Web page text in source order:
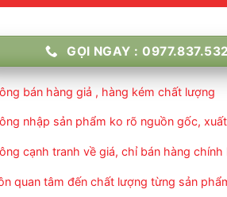
GỌI NGAY : 0977.837.532
bán hàng giả , hàng kém chất lượng
nhập sản phẩm ko rõ nguồn gốc,
cạnh tranh về giá, chỉ bán hàng chính
quan tâm đến chất lượng từng sản